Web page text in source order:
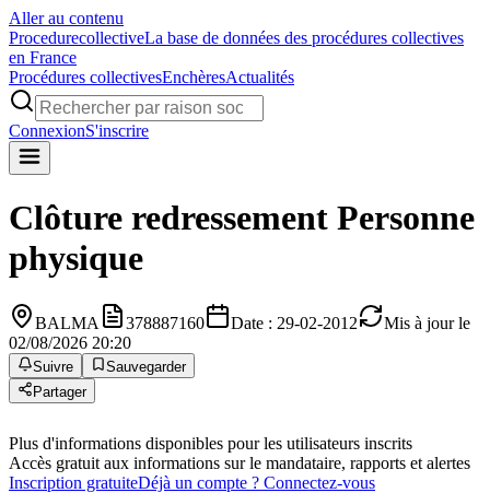
Aller au contenu
ProcedurecollectiveLa base de données des procédures collectives
en France
Procédures collectivesEnchèresActualités
ConnexionS'inscrire
Clôture redressement Personne
physique
BALMA 378887160 Date : 29-02-2012
Mis à jour le
02/08/2026 20:20
Suivre
Sauvegarder
Partager
Plus d'informations disponibles pour les utilisateurs inscrits
Accès gratuit aux informations sur le mandataire, rapports et alertes
Inscription gratuiteDéjà un compte ? Connectez-vous